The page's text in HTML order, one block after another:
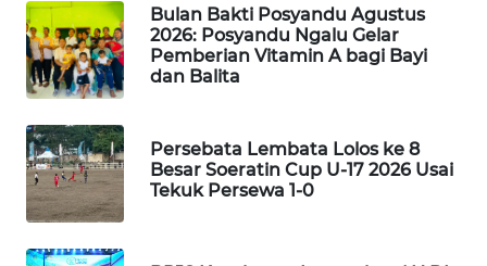
Bulan Bakti Posyandu Agustus
2026: Posyandu Ngalu Gelar
Pemberian Vitamin A bagi Bayi
dan Balita
Persebata Lembata Lolos ke 8
Besar Soeratin Cup U-17 2026 Usai
Tekuk Persewa 1-0
MARTABAT
NET
PLN
MKLI
LPKKI